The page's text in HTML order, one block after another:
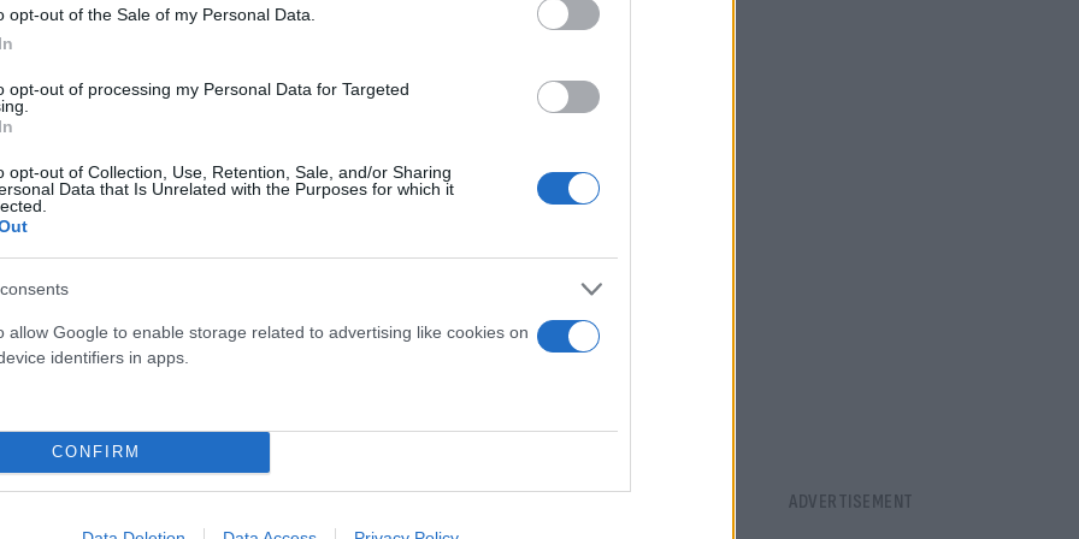
opt-out of the Sale of my Personal Data.
opt-out of processing my Personal Data for Targeted
opt-out of Collection, Use, Retention, Sale, and/or Sharing
Data that Is Unrelated with the Purposes for which it
allow Google to enable storage related to advertising like cookies on
identifiers in apps.
CONFIRM
σκέφτηκα ποτέ να κάνω παιδιά. Ήμουν ένας άνθρωπος που
του να φέρει παιδιά σε αυτόν τον δύσκολο κόσμο. Δεν
Τα παιδιά είναι ευλογία. Ο Τάσος ήθελε πολύ να κάνει
σε αυτό το κομμάτι.
δεσμεύσεις στη ζωή, τις οποίες δεν μπορείς να τις αλλάξεις,
πολύ και συνεχίζει και με τρομάζει. Τις σημαντικές
εκεί για τα καθημερινά τα απλά».